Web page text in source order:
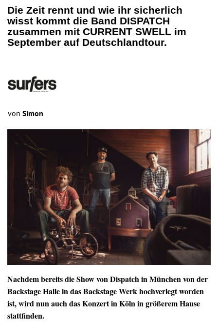
Die Zeit rennt und wie ihr sicherlich
wisst kommt die Band DISPATCH
zusammen mit CURRENT SWELL im
September auf Deutschlandtour.
von Simon
Nachdem bereits die Show von Dispatch in München von der
Backstage Halle in das Backstage Werk hochverlegt worden
ist, wird nun auch das Konzert in Köln in größerem Hause
stattfinden.